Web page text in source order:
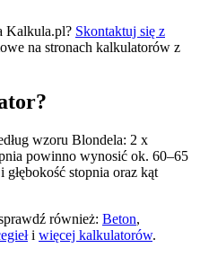
Kalkula.pl? Skontaktuj się z
na stronach kalkulatorów z
wzoru Blondela: 2 x
powinno wynosić ok. 60–65
stopnia oraz kąt
również: Beton,
i więcej kalkulatorów.